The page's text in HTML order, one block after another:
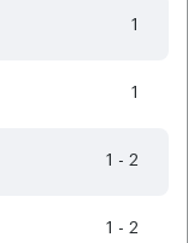
1
1
1 - 2
1 - 2